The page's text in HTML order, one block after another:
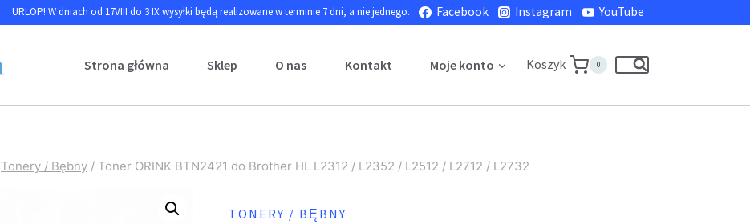
URLOP! W dniach od 17VIII do 3 IX wysyłki będą realizowane w terminie 7 dni, a nie jednego. Facebook Instagram YouTube
Strona główna Sklep O nas Kontakt Moje konto Koszyk 0
Tonery / Bębny / Toner ORINK BTN2421 do Brother HL L2312 / L2352 / L2512 / L2712 / L2732
TONERY / BĘBNY